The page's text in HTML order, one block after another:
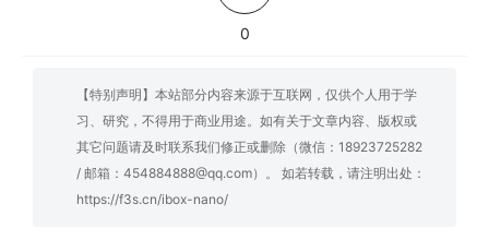
0
【特别声明】本站部分内容来源于互联网，仅供个人用于学
习、研究，不得用于商业用途。如有关于文章内容、版权或
其它问题请及时联系我们修正或删除（微信：18923725282
/ 邮箱：454884888@qq.com）。 如若转载，请注明出处：
https://f3s.cn/ibox-nano/